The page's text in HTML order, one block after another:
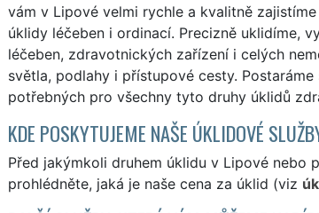
vám v Lipové velmi rychle a kvalitně
úklidy léčeben i ordinací. Precizně uklidíme,
léčeben, zdravotnických zařízení i celých
světla, podlahy i přístupové cesty.
potřebných pro všechny tyto druhy úklidů
KDE POSKYTUJEME NAŠE ÚKLIDOVÉ
Před jakýmkoli druhem úklidu v Lipové nebo
prohlédněte, jaká je naše cena za úklid (viz